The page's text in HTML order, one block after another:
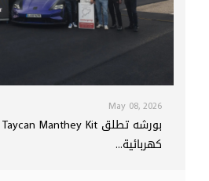
May 08, 2026
كهربائية...